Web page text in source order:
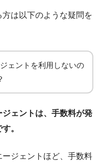
は以下のような疑問を
ェントを利用しないの
ェントは、手数料が発
。
ジェントほど、手数料